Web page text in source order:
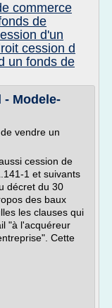
commerce
de
d'un
cession d
un fonds de
- Modele-
vendre un
cession de
1 et suivants
décret du 30
des baux
les clauses qui
"à l'acquéreur
Cette